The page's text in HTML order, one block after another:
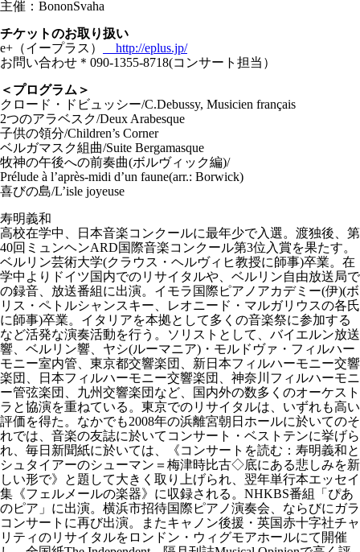
主催：BononSvaha
チケットのお取り扱い
e+（イープラス）
http://eplus.jp/
お問い合わせ＊090-1355-8718(コンサート担当）
＜プログラム＞
クロード・ドビュッシー/C.Debussy, Musicien français
2つのアラベスク/Deux Arabesque
子供の領分/Children’s Corner
ベルガマスク組曲/Suite Bergamasque
牧神の午後への前奏曲(ボルヴィック編)/
Prélude à l’après-midi d’un faune(arr.: Borwick)
喜びの島/L’isle joyeuse
寿明義和
高校在学中、日本音楽コンクールに最年少で入選。渡独後、第
40回ミュンヘンARD国際音楽コンクール第3位入賞を果たす。
ベルリン芸術大学(クラウス・ヘルヴィヒ教授に師事)卒業。在
学中よりドイツ国内でのリサイタルや、ベルリン自由放送局で
の録音、放送番組に出演。イモラ国際ピアノアカデミー(伊)(ボ
リス・ペトルシャンスキー、レオニード・マルガリウスの各氏
に師事)卒業。イタリアを本拠として多くの音楽祭に参加する
など活発な演奏活動を行う。ソリストとして、バイエルン放送
響、ベルリン響、ヤシ(ルーマニア)・モルドヴァ・フィルハー
モニー室内管、東京都交響楽団、新日本フィルハーモニー交響
楽団、日本フィルハーモニー交響楽団、神奈川フィルハーモニ
ー管弦楽団、九州交響楽団など、国内外の数多くのオーケスト
ラと協演を重ねている。東京でのリサイタルは、いずれも高い
評価を得た。なかでも2008年の浜離宮朝日ホールに於いてのそ
れでは、音楽の友誌に於いてコンサート・ベストテンに挙げら
れ、毎日新聞紙に於いては、《コンサートを読む：寿明義和と
シュタイアーのシューマン＝梅津時比古◇底にある悲しみを新
しい形で》と題して大きく取り上げられ、翌年単行本エッセイ
集《フェルメールの楽器》に収録される。NHKBS番組「ぴあ
のピア」に出演。横浜市招待国際ピアノ演奏会、ならびにガラ
コンサートに再び出演。またキャノン後援・英国赤十字社チャ
リティのリサイタルをロンドン・ウィグモアホールにて開催